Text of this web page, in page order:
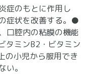
症のもとに作用し
症状を改善する。●
口腔内の粘膜の機能
タミンB2・ビタミン
の小児から服用でき
。